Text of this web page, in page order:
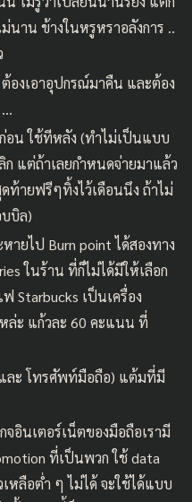
ม่นาน ข้างในหรูหราอลังการ ..
ต้องเอาอุปกรณ์มาคืน และต้อง
…
อน ใช้ทีหลัง (ทำไม่เป็นแบบ
แต่ถ้าเลยกำหนดจ่ายมาแล้ว
ท้ายฟรีๆทิ้งไว้เดือนนึง ถ้าไม่
บิล)
ายไป Burn point ได้สองทาง
ในร้าน ที่ก็ไม่ได้มีให้เลือก
Starbucks เป็นเครื่อง
ะ แก้วละ 60 คะแนน ที่
ละ โทรศัพท์มือถือ) แต้มที่มี
อินเตอร์เน็ตของมือถือเรามี
ที่เป็นพวก ใช้ data
หลือต่ำ ๆ ไม่ได้ จะใช้ได้แบบ